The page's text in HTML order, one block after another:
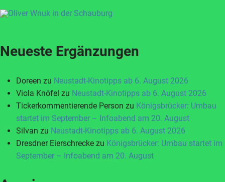
Neueste Ergänzungen
Doreen zu Neustadt-Kinotipps ab 6. August 2026
Viola Knöfel zu Neustadt-Kinotipps ab 6. August 2026
Tickerkommentierende Person zu Königsbrücker: Umbau
startet im September – Infoabend am 20. August
Silvan zu Neustadt-Kinotipps ab 6. August 2026
Dresdner Eierschrecke zu Königsbrücker: Umbau startet im
September – Infoabend am 20. August